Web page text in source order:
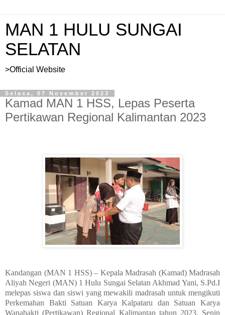
MAN 1 HULU SUNGAI
SELATAN
>Official Website
Selasa, 07 November 2023
Kamad MAN 1 HSS, Lepas Peserta
Pertikawan Regional Kalimantan 2023
Kandangan (MAN 1 HSS) – Kepala Madrasah (Kamad) Madrasah
Aliyah Negeri (MAN) 1 Hulu Sungai Selatan Akhmad Yani, S.Pd.I
melepas siswa dan siswi yang mewakili madrasah untuk mengikuti
Perkemahan Bakti Satuan Karya Kalpataru dan Satuan Karya
Wanabakti (Pertikawan) Regional Kalimantan tahun 2023, Senin